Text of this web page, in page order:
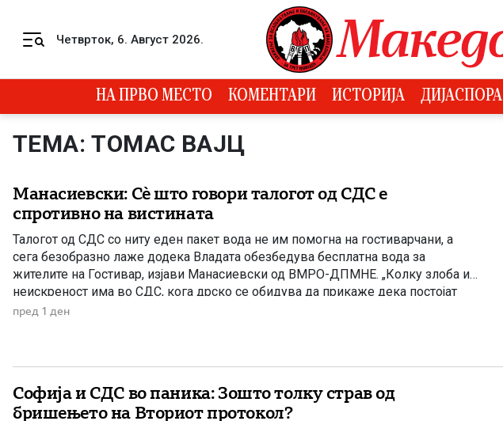
Четврток, 6. Август 2026.
НА ПРВО МЕСТО КОМЕНТАРИ ИСТОРИЈА ДИЈАСПОРА
ТЕМА: ТОМАС ВАЈЦ
Манасиевски: Сè што говори талогот од СДС е
спротивно на вистината
Талогот од СДС со ниту еден пакет вода не им помогна на гостиварчани, а
сега безобразно лаже додека Владата обезбедува бесплатна вода за
жителите на Гостивар, изјави Манасиевски од ВМРО-ДПМНЕ. „Колку злоба и
неискреност има во СДС, кога дрско се обидува да прикаже дека постојат
некакви бизнис-интереси со водата што Владата бесплатно им ја дели […]
пред 1 ден
Софија и СДС во паника: Зошто толку страв од
бришењето на Вториот протокол?